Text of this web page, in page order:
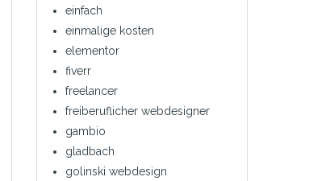
einfach
einmalige kosten
elementor
fiverr
freelancer
freiberuflicher webdesigner
gambio
gladbach
golinski webdesign